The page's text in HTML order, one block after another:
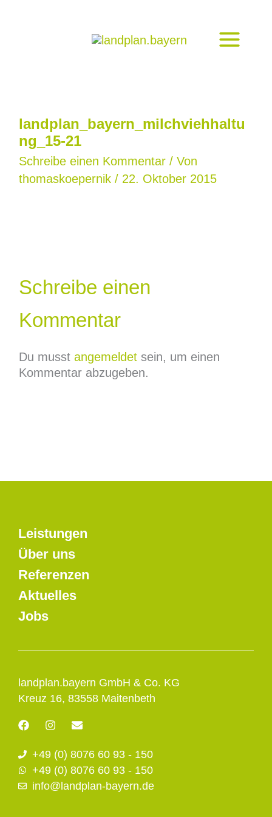
landplan_bayern_milchviehhaltu
ng_15-21
Schreibe einen Kommentar / Von
thomaskoepernik / 22. Oktober 2015
Schreibe einen
Kommentar
Du musst angemeldetsein, um einen
Kommentar abzugeben.
landplan.bayern GmbH & Co. KG
Kreuz 16, 83558 Maitenbeth
F
a
e
b
o
o
I
n
t
a
g
r
E
e
l
o
p
+49 (0) 8076 60 93 - 150
+49 (0) 8076 60 93 - 150
info@landplan-bayern.de
Leistungen
Über uns
Referenzen
Aktuelles
Jobs